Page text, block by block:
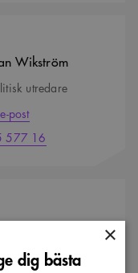
Wikström
utredare
post
577 16
×
dig bästa